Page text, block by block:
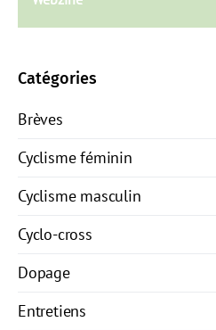
Catégories
Brèves
Cyclisme féminin
Cyclisme masculin
Cyclo-cross
Dopage
Entretiens